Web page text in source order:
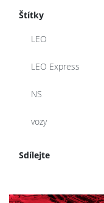
Štítky
LEO
LEO Express
NS
vozy
Sdílejte